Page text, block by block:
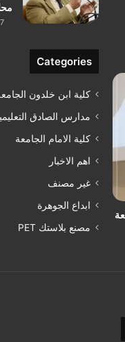
7 أبريل، 2024
Categories
كلية ابن خلدون
مدارس الصادق
كلية الامام الجامعة
اهم الاخبار
غير مصنف
ابداع الجوهرة
مصنع بلاستك PET